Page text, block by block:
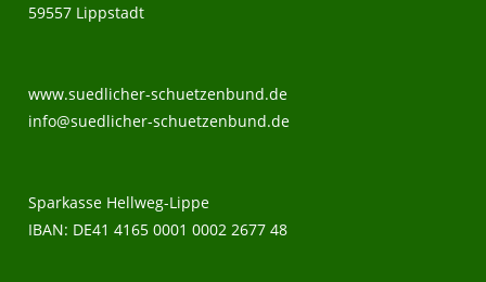
59557 Lippstadt
www.suedlicher-schuetzenbund.de
info@suedlicher-schuetzenbund.de
Sparkasse Hellweg-Lippe
IBAN: DE41 4165 0001 0002 2677 48